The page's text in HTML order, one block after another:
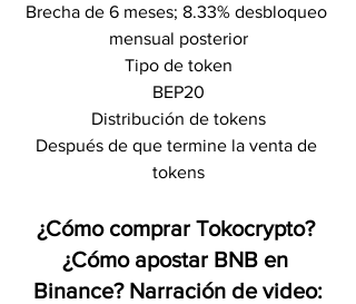
Brecha de 6 meses; 8.33% desbloqueo
mensual posterior
Tipo de token
BEP20
Distribución de tokens
Después de que termine la venta de
tokens
¿Cómo comprar Tokocrypto?
¿Cómo apostar BNB en
Binance? Narración de video: